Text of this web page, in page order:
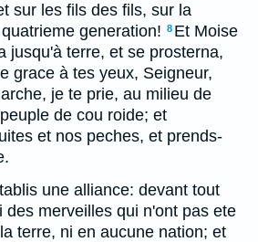
sur les fils des fils, sur la
generation! 8 Et Moise
jusqu'à terre, et se prosterna,
grace à tes yeux, Seigneur,
je te prie, au milieu de
de cou roide; et
et nos peches, et prends-
une alliance: devant tout
des merveilles qui n'ont pas ete
terre, ni en aucune nation; et